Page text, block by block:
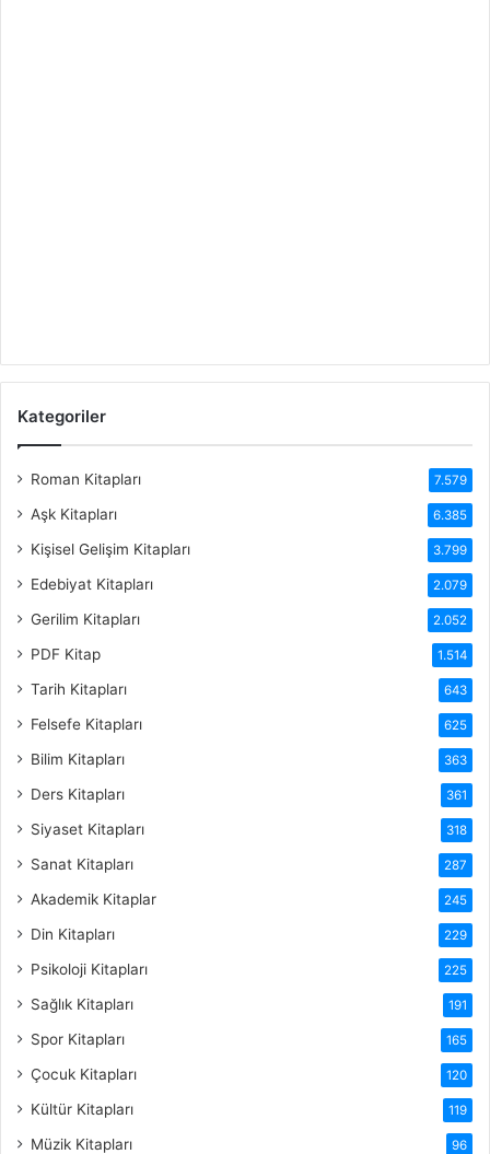
Kategoriler
Roman Kitapları 7.579
Aşk Kitapları 6.385
Kişisel Gelişim Kitapları 3.799
Edebiyat Kitapları 2.079
Gerilim Kitapları 2.052
PDF Kitap 1.514
Tarih Kitapları 643
Felsefe Kitapları 625
Bilim Kitapları 363
Ders Kitapları 361
Siyaset Kitapları 318
Sanat Kitapları 287
Akademik Kitaplar 245
Din Kitapları 229
Psikoloji Kitapları 225
Sağlık Kitapları 191
Spor Kitapları 165
Çocuk Kitapları 120
Kültür Kitapları 119
Müzik Kitapları 96